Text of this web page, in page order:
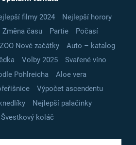
filmy 2024
Nejlepší horory
Změna času Partie
Počasí
ZOO Nové začátky
Auto – katalog
Volby 2025
Svařené víno
Pohlreicha
Aloe vera
Výpočet ascendentu
Nejlepší palačinky
Švestkový koláč